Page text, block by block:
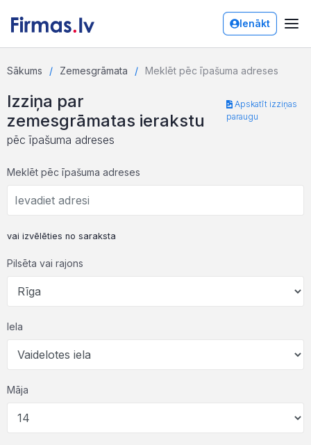
Ienākt
Sākums Zemesgrāmata Meklēt pēc īpašuma adreses
Izziņa par
zemesgrāmatas ierakstu
pēc īpašuma adreses
Apskatīt izziņas
paraugu
Meklēt pēc īpašuma adreses
vai izvēlēties no saraksta
Pilsēta vai rajons
Iela
Māja